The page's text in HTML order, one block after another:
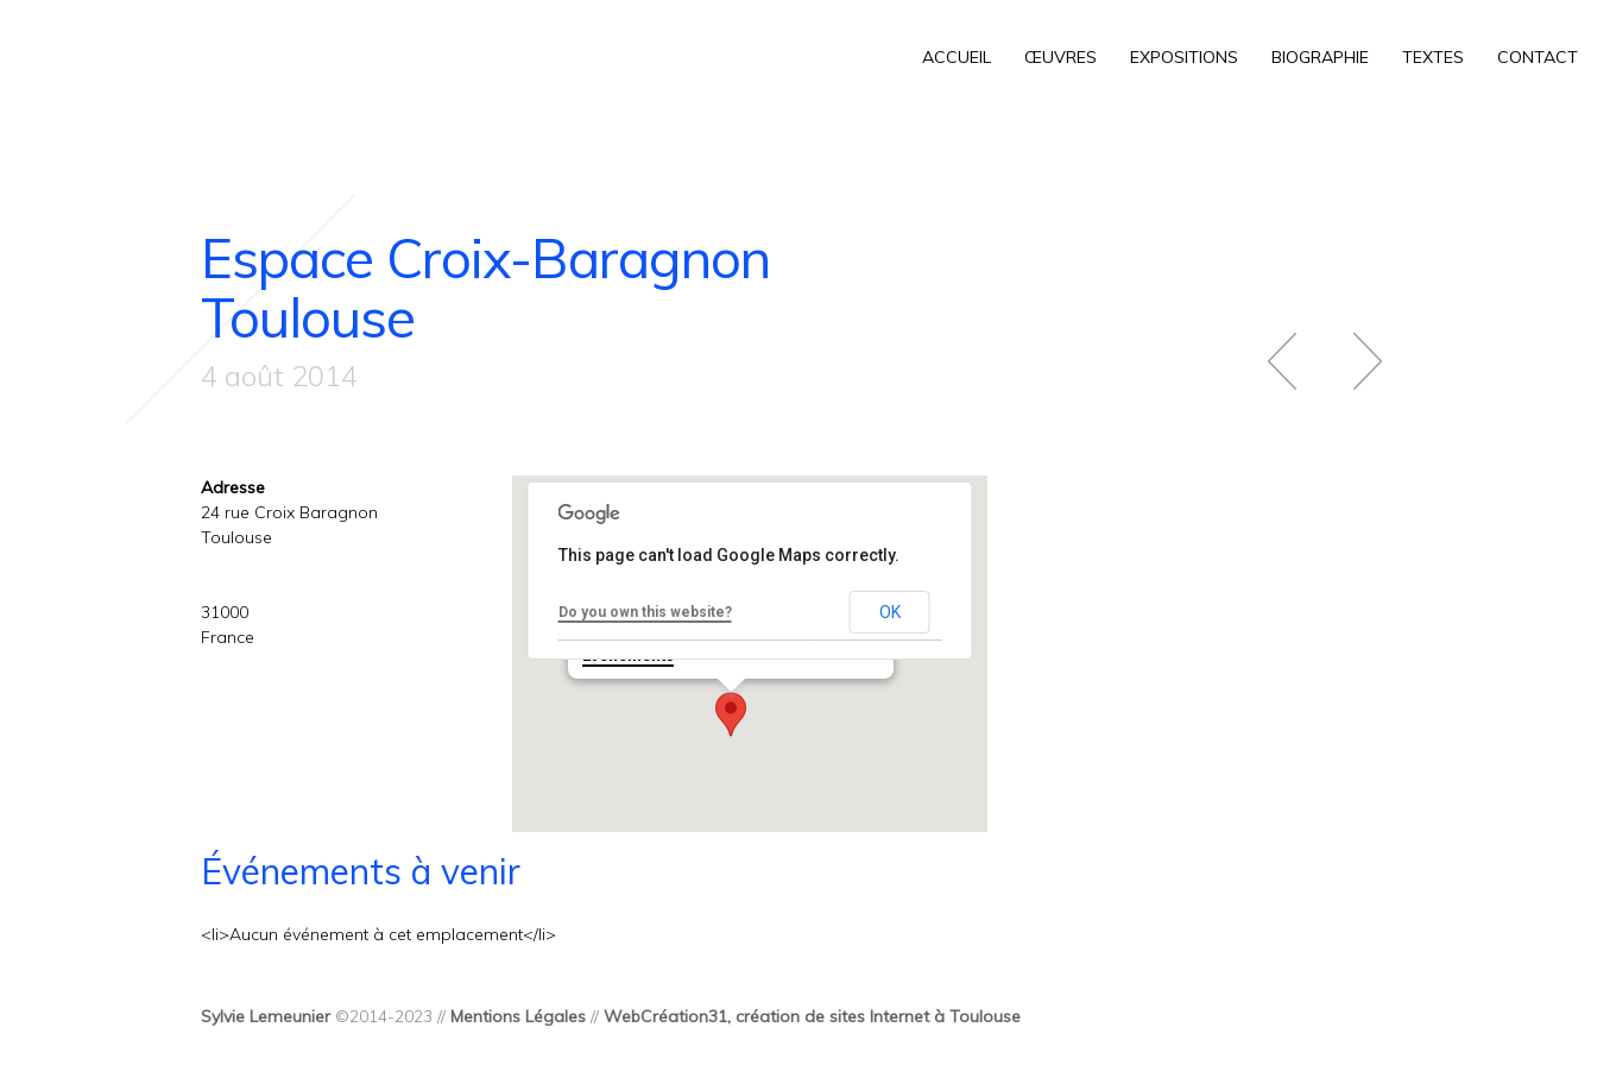
ACCUEIL ŒUVRES EXPOSITIONS BIOGRAPHIE TEXTES CONTACT
Espace Croix-Baragnon
Toulouse
4 août 2014
Événements
This page can't load Google Maps correctly.
Do you own this website? OK
Adresse
24 rue Croix Baragnon
Toulouse
31000
France
Événements à venir
<li>Aucun événement à cet emplacement</li>
Sylvie Lemeunier©2014-2023 // Mentions Légales// WebCréation31, création de sites Internet à Toulouse